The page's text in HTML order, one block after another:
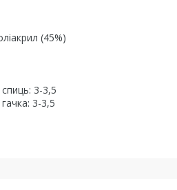
(45%)
3-3,5
3-3,5